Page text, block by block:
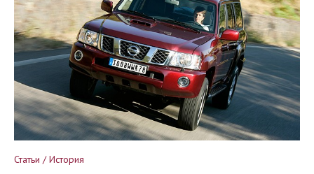
Статьи / История